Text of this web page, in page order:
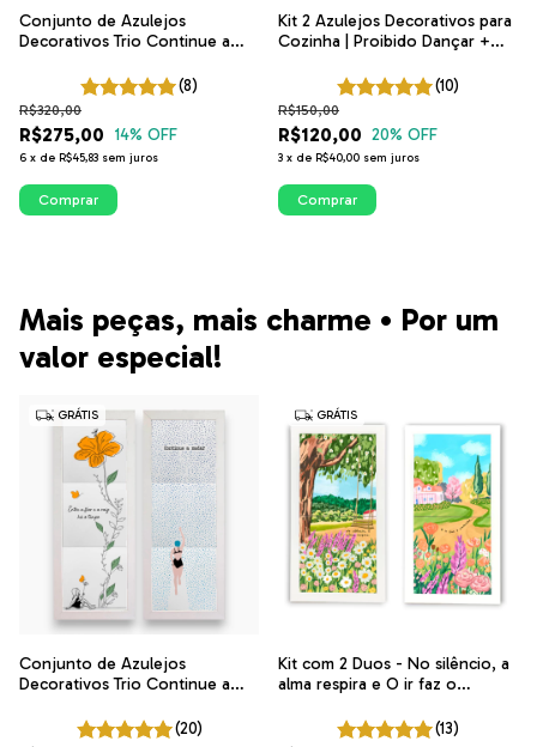
Conjunto de Azulejos
Decorativos Trio Continue a
(8)
R$275,00
R$320,00
14% OFF
6 x de R$45,83 sem juros
Comprar
Kit 2 Azulejos Decorativos para
Cozinha | Proibido Dançar +
Coleção Portugal
(10)
R$120,00
R$150,00
20% OFF
3 x de R$40,00 sem juros
Comprar
Mais peças, mais charme • Por um
valor especial!
GRÁTIS
Conjunto de Azulejos
Decorativos Trio Continue a
(20)
GRÁTIS
Kit com 2 Duos - No silêncio, a
alma respira e O ir faz o
(13)